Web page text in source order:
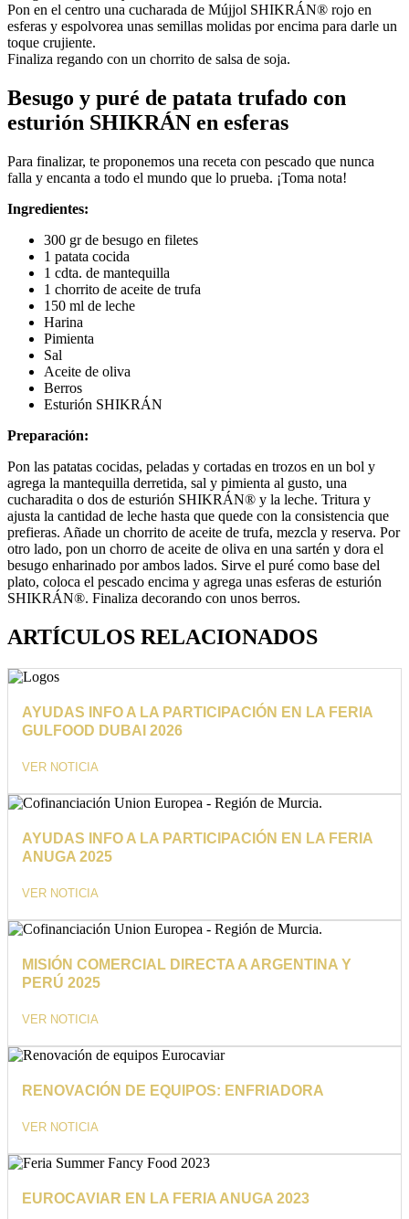
Pon en el centro una cucharada de Mújjol SHIKRÁN® rojo en
esferas y espolvorea unas semillas molidas por encima para darle un
toque crujiente.
Finaliza regando con un chorrito de salsa de soja.
Besugo y puré de patata trufado con
esturión SHIKRÁN en esferas
Para finalizar, te proponemos una receta con pescado que nunca
falla y encanta a todo el mundo que lo prueba. ¡Toma nota!
Ingredientes:
300 gr de besugo en filetes
1 patata cocida
1 cdta. de mantequilla
1 chorrito de aceite de trufa
150 ml de leche
Harina
Pimienta
Sal
Aceite de oliva
Berros
Esturión SHIKRÁN
Preparación:
Pon las patatas cocidas, peladas y cortadas en trozos en un bol y
agrega la mantequilla derretida, sal y pimienta al gusto, una
cucharadita o dos de esturión SHIKRÁN® y la leche. Tritura y
ajusta la cantidad de leche hasta que quede con la consistencia que
prefieras. Añade un chorrito de aceite de trufa, mezcla y reserva. Por
otro lado, pon un chorro de aceite de oliva en una sartén y dora el
besugo enharinado por ambos lados. Sirve el puré como base del
plato, coloca el pescado encima y agrega unas esferas de esturión
SHIKRÁN®. Finaliza decorando con unos berros.
ARTÍCULOS RELACIONADOS
AYUDAS INFO A LA PARTICIPACIÓN EN LA FERIA
GULFOOD DUBAI 2026
VER NOTICIA
AYUDAS INFO A LA PARTICIPACIÓN EN LA FERIA
ANUGA 2025
VER NOTICIA
MISIÓN COMERCIAL DIRECTA A ARGENTINA Y
PERÚ 2025
VER NOTICIA
RENOVACIÓN DE EQUIPOS: ENFRIADORA
VER NOTICIA
EUROCAVIAR EN LA FERIA ANUGA 2023